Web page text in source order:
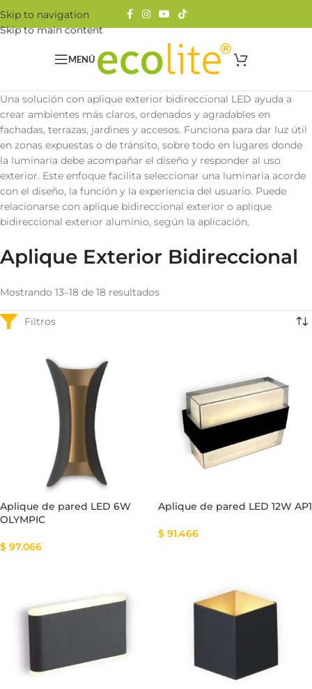
Skip to navigation
Skip to main content
MENÚ
Una solución con aplique exterior bidireccional LED ayuda a
crear ambientes más claros, ordenados y agradables en
fachadas, terrazas, jardines y accesos. Funciona para dar luz útil
en zonas expuestas o de tránsito, sobre todo en lugares donde
la luminaria debe acompañar el diseño y responder al uso
exterior. Este enfoque facilita seleccionar una luminaria acorde
con el diseño, la función y la experiencia del usuario. Puede
relacionarse con aplique bidireccional exterior o aplique
bidireccional exterior aluminio, según la aplicación.
Aplique Exterior Bidireccional
Mostrando 13–18 de 18 resultados
Aplique de pared LED 6W
OLYMPIC
$ 97.066
Aplique de pared LED 12W AP1
$ 91.466